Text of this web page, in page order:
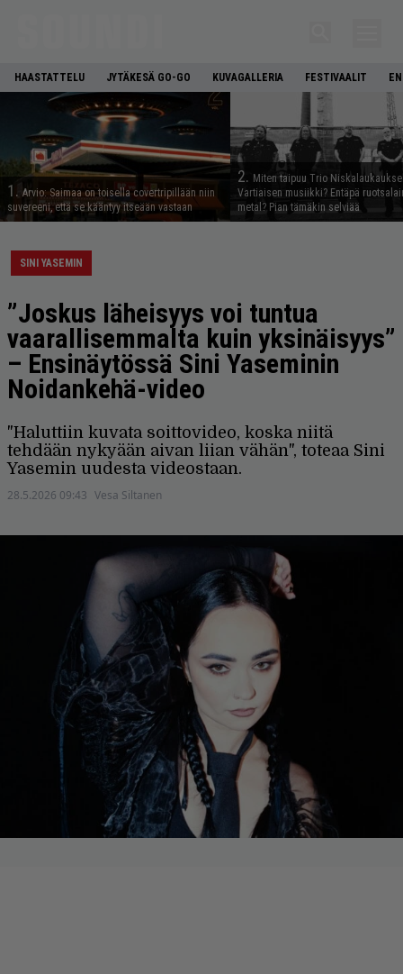
HAASTATTELU JYTÄKESÄ GO-GO KUVAGALLERIA FESTIVAALIT
1. Arvio: Saimaa on toisella covertripillään niin
suvereeni, että se kääntyy itseään vastaan
2. Miten taipuu Trio
Vartiaisen musiikki? Entäpä
metal? Pian tämäkin selviää
SINI YASEMIN
”Joskus läheisyys voi tuntua
vaarallisemmalta kuin yksinäisyys”
– Ensinäytössä Sini Yaseminin
Noidankehä-video
"Haluttiin kuvata soittovideo, koska niitä
tehdään nykyään aivan liian vähän", toteaa Sini
Yasemin uudesta videostaan.
28.5.2026 09:43 Vesa Siltanen